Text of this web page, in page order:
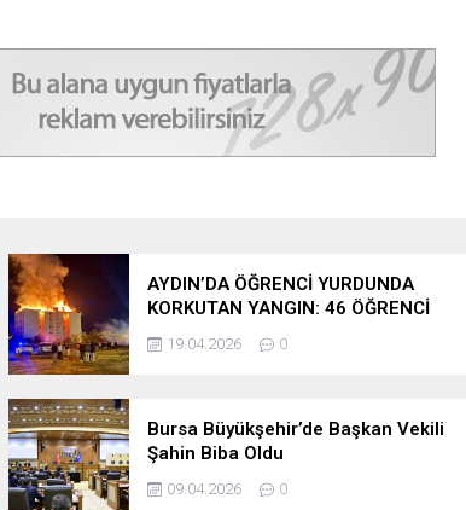
AYDIN’DA ÖĞRENCİ YURDUNDA
KORKUTAN YANGIN: 46 ÖĞRENCİ
TAHLİYE EDİLDİ
19.04.2026 0
Bursa Büyükşehir’de Başkan Vekili
Şahin Biba Oldu
09.04.2026 0